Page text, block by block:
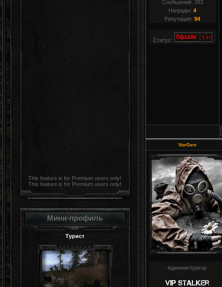
This feature is for Premium users only!
This feature is for Premium users only!
Мини-профиль
Турист
Сообщений: 283
Награды:4
Репутация:94
Статус:
VorGen
Администратор